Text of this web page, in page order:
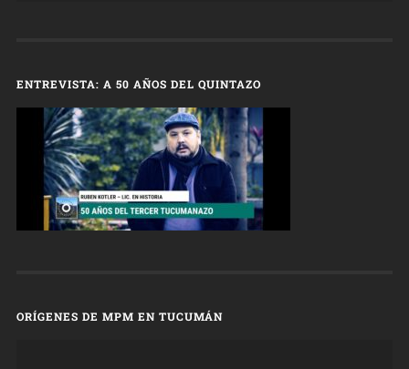
ENTREVISTA: A 50 AÑOS DEL QUINTAZO
ORÍGENES DE MPM EN TUCUMÁN